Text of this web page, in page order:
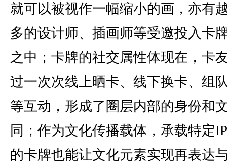
就可以被视作一幅缩小的画，亦有
多的设计师、插画师等受邀投入卡
之中；卡牌的社交属性体现在，卡
过一次次线上晒卡、线下换卡、组
等互动，形成了圈层内部的身份和
同；作为文化传播载体，承载特定
的卡牌也能让文化元素实现再表达